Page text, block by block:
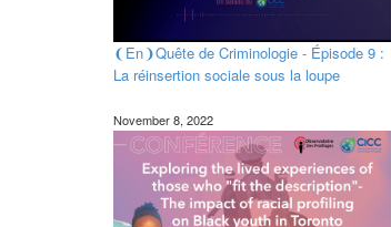
❨En❩Quête de Criminologie - Épisode 9 :
La réinsertion sociale sous la loupe
November 8, 2022